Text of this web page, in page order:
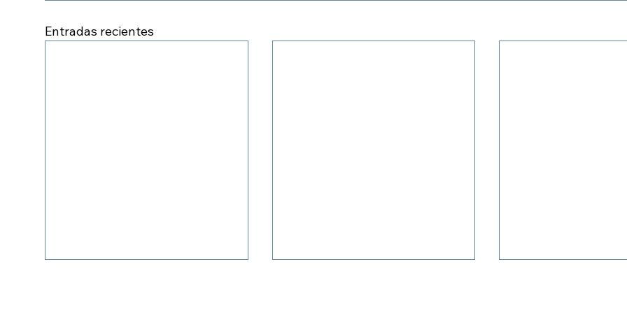
Entradas recientes